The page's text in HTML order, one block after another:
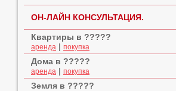
ОН-ЛАЙН КОНСУЛЬТАЦИЯ.
Квартиры в ?????
аренда | покупка
Дома в ?????
аренда | покупка
Земля в ?????